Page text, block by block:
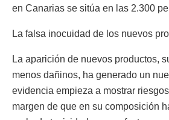
en Canarias se sitúa en las 2.300
La falsa inocuidad de los nuevos
La aparición de nuevos productos,
menos dañinos, ha generado un
evidencia empieza a mostrar
margen de que en su composición